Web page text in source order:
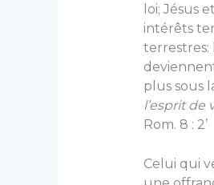
loi; Jésus
intérêts
terrestres:
plus sous
l’esprit de
Rom. 8 : 2’
Celui qui